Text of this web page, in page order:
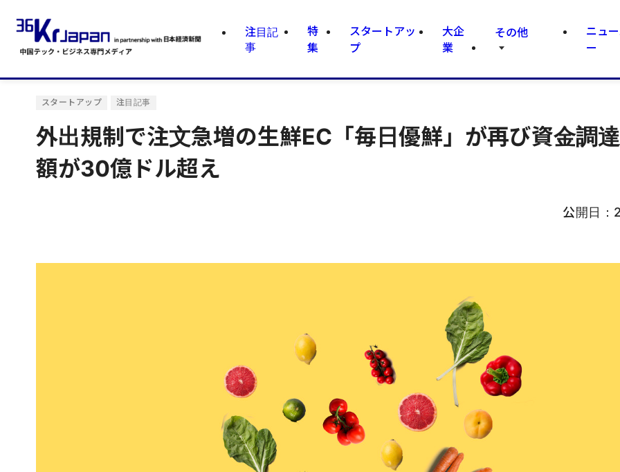
注目記
事
特
集
スタートアッ
プ
大企
業
その他
ニュ
ー
スタートアップ 注目記事
外出規制で注文急増の生鮮EC「毎日優鮮」が再び資金調
額が30億ドル超え
公開日：